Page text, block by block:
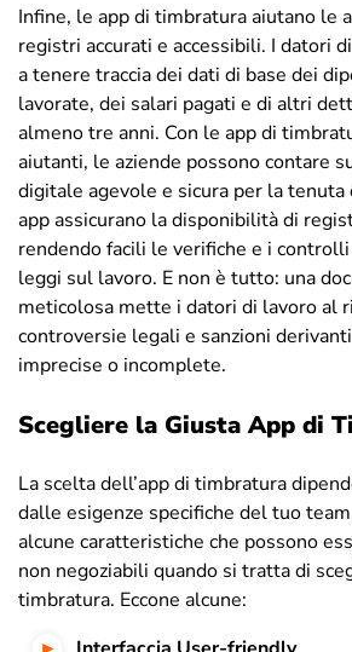
Infine, le app di timbratura aiutano le
registri accurati e accessibili. I datori
a tenere traccia dei dati di base dei
lavorate, dei salari pagati e di altri
almeno tre anni. Con le app di
aiutanti, le aziende possono contare
digitale agevole e sicura per la
app assicurano la disponibilità di
rendendo facili le verifiche e i
leggi sul lavoro. E non è tutto: una
meticolosa mette i datori di lavoro al
controversie legali e sanzioni
imprecise o incomplete.
Scegliere la Giusta App di
La scelta dell’app di timbratura
dalle esigenze specifiche del tuo
alcune caratteristiche che possono
non negoziabili quando si tratta di
timbratura. Eccone alcune: